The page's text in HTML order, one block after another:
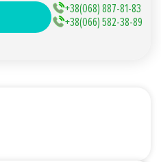
+38(068) 887-81-83
+38(066) 582-38-89